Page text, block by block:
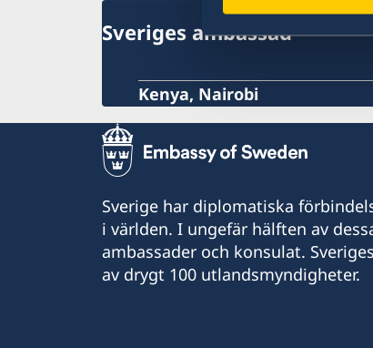
Sveriges ambassad
Kenya, Nairobi
Sverige har diplomatiska
i världen. I ungefär hälften av
ambassader och konsulat.
av drygt 100 utlandsmyndigheter.